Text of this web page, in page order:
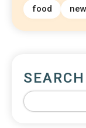
food
SEARCH